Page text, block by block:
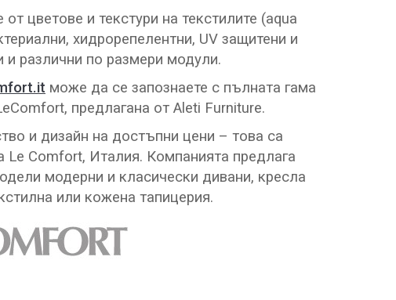
от цветове и текстури на текстилите (aqua
хидрорепелентни, UV защитени и
и различни по размери модули.
може да се запознаете с пълната гама
предлагана от Aleti Furniture.
и дизайн на достъпни цени – това са
Le Comfort, Италия. Компанията предлага
модерни и класически дивани, кресла
или кожена тапицерия.